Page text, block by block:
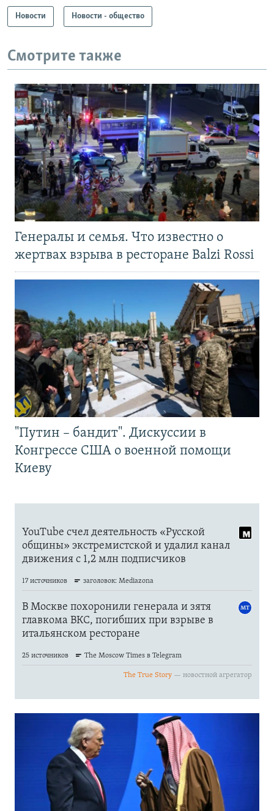
Новости Новости - общество
Смотрите также
Генералы и семья. Что известно о
жертвах взрыва в ресторане Balzi Rossi
"Путин – бандит". Дискуссии в
Конгрессе США о военной помощи
Киеву